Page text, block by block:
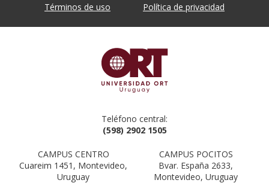
Términos de uso Política de privacidad
Teléfono central:
(598) 2902 1505
CAMPUS CENTRO
Cuareim 1451, Montevideo,
Uruguay
CAMPUS POCITOS
Bvar. España 2633,
Montevideo, Uruguay